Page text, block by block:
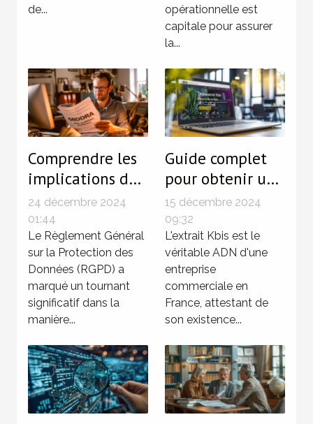
de...
opérationnelle est
capitale pour assurer
la...
Comprendre les
implications du
RGPD pour les
petites
entreprises
24 décembre 2024
01:44
Le Règlement Général
sur la Protection des
Données (RGPD) a
marqué un tournant
significatif dans la
manière...
Guide complet
pour obtenir un
extrait Kbis en
ligne facilement
15 décembre 2024
09:32
L'extrait Kbis est le
véritable ADN d'une
entreprise
commerciale en
France, attestant de
son existence...